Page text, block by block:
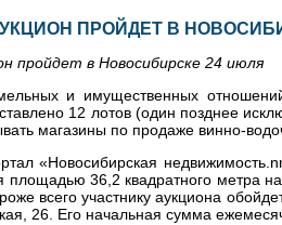
ПРОЙДЕТ В
пройдет в Новосибирске 24 июля
и имущественных
12 лотов (один позднее
магазины по продаже винно-
«Новосибирская
площадью 36,2 квадратного метра
всего участнику аукциона
26. Его начальная сумма